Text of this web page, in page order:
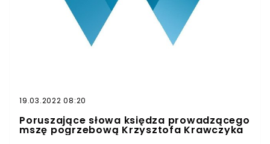
19.03.2022 08:20
Poruszające słowa księdza prowadzącego
mszę pogrzebową Krzysztofa Krawczyka